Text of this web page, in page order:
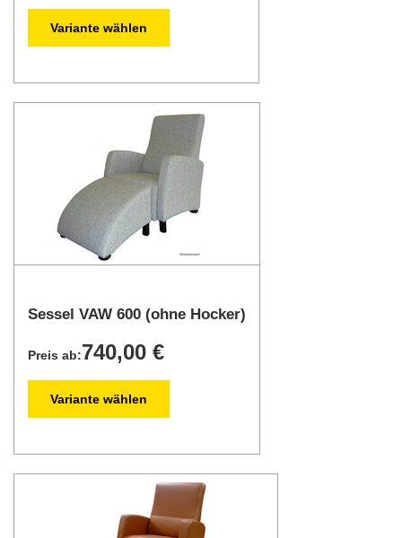
Variante wählen
Sessel VAW 600 (ohne Hocker)
Preis ab:740,00 €
Variante wählen